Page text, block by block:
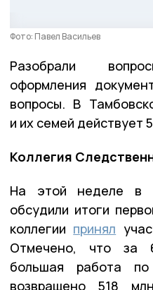
Фото: Павел Васильев
Разобрали
оформления
вопросы. В
и их семей действует
Коллегия
На этой неделе в
обсудили итоги
коллегии принял
Отмечено, что за
большая работа
возвращено 518